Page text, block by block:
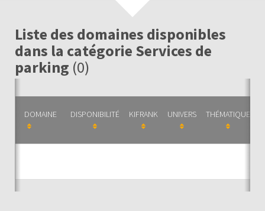
Liste des domaines disponibles
dans la catégorie Services de
parking (0)
DOMAINE DISPONIBILITÉ KIFRANK UNIVERS THÉMATIQUE